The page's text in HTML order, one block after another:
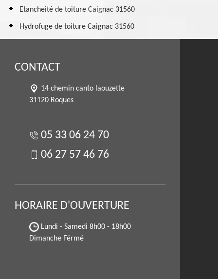
Etancheité de toiture Caignac 31560
Hydrofuge de toiture Caignac 31560
CONTACT
14 chemin canto laouzette
31120 Roques
05 33 06 24 70
06 27 57 46 76
HORAIRE D'OUVERTURE
Lundi - Samedi 8h00 - 18h00
Dimanche Férmé